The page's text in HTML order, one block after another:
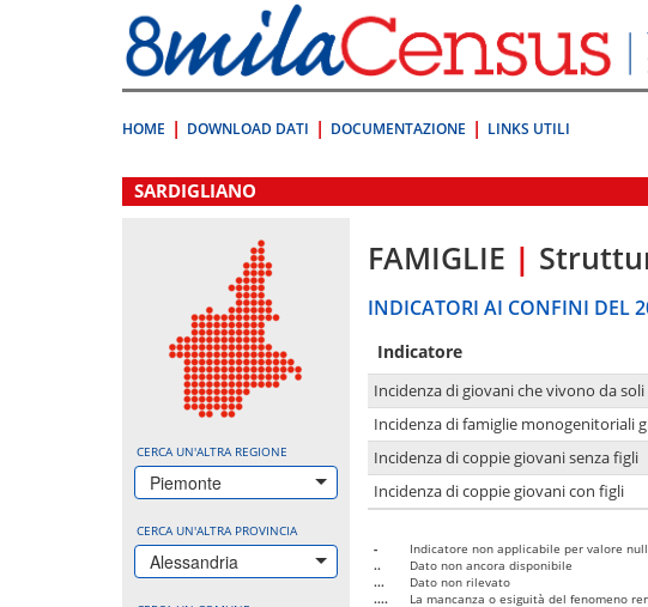
direttamente
a:
Contenuto
HOME DOWNLOAD DATI DOCUMENTAZIONE LINKS UTILI
.
SARDIGLIANO
CERCA UN'ALTRA REGIONE
Piemonte
CERCA UN'ALTRA PROVINCIA
Alessandria
FAMIGLIE |
INDICATORI AI CONFINI DEL
Indicatore
Incidenza di giovani che vivono da soli
Incidenza di famiglie monogenitoriali
Incidenza di coppie giovani senza figli
Incidenza di coppie giovani con figli
-
Indicatore non applicabile per valore
..
Dato non ancora disponibile
...
Dato non rilevato
....
La mancanza o esiguità del fenomeno